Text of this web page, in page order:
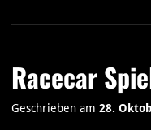
Racecar
Geschrieben am28.